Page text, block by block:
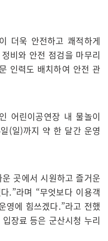
더욱 안전하고 쾌적하게
비와 안전 점검을 마무리
인력도 배치하여 안전 관
어린이공연장 내 물놀이
(일)까지 약 한 달간 운영
곳에서 시원하고 즐거운
.”라며 “무엇보다 이용객
영에 힘쓰겠다.”라고 전했
장료 등은 군산시청 누리